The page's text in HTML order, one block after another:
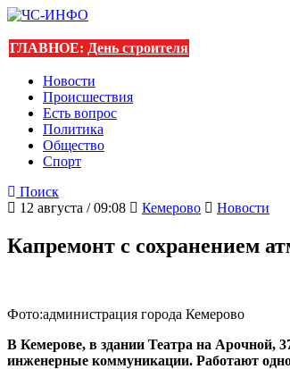
ГЛАВНОЕ: День строителя
Новости
Происшествия
Есть вопрос
Политика
Общество
Спорт
Поиск
12 августа / 09:08
Кемерово Новости
Капремонт с сохранением
Фото:администрация города Кемерово
В Кемерове, в здании Театра на Арочной,
инженерные коммуникации. Работают